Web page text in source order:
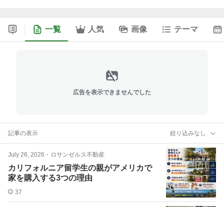
一覧 人気 画像 テーマ
広告を表示できませんでした
記事の表示 絞り込みなし
July 26, 2026 ・ ロサンゼルス不動産
カリフォルニア留学生の親がアメリカで
家を購入する3つの理由
37